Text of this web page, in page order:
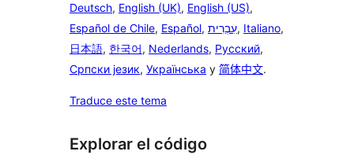
Deutsch, English (UK), English (US),
Español de Chile, Español, עִבְרִית, Italiano,
日本語, 한국어, Nederlands, Русский,
Српски језик, Українська y 简体中文.
Traduce este tema
Explorar el código